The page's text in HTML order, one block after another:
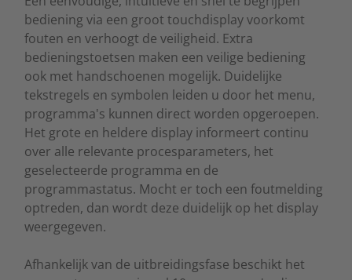
bediening via een groot touchdisplay voorkomt
fouten en verhoogt de veiligheid. Extra
bedieningstoetsen maken een veilige bediening
ook met handschoenen mogelijk. Duidelijke
tekstregels en symbolen leiden u door het menu,
programma's kunnen direct worden opgeroepen.
Het grote en heldere display informeert continu
over alle relevante procesparameters, het
geselecteerde programma en de
programmastatus. Mocht er toch een foutmelding
optreden, dan wordt deze duidelijk op het display
weergegeven.
Afhankelijk van de uitbreidingsfase beschikt het